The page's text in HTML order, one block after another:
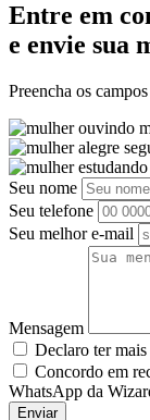
Entre em
e envie sua
Preencha os
Seu nome
Seu telefone
Seu melhor e-mail
Mensagem
Declaro ter mais
Concordo em
WhatsApp da